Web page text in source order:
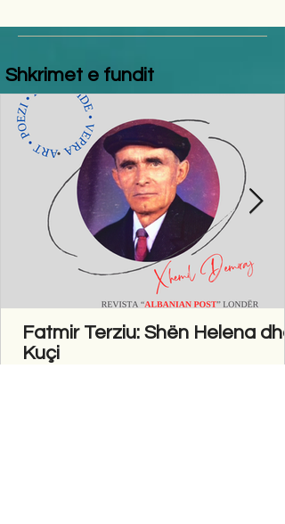
Shkrimet e fundit
Fatmir Terziu: Shën Helena dhe
Kuçi